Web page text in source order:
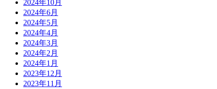
2024年10月
2024年6月
2024年5月
2024年4月
2024年3月
2024年2月
2024年1月
2023年12月
2023年11月